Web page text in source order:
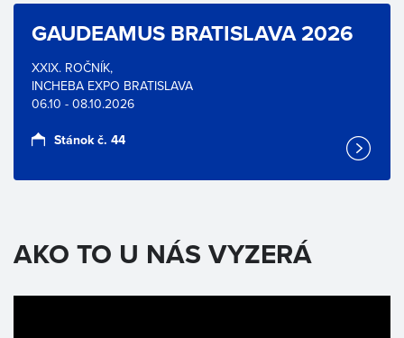
GAUDEAMUS BRATISLAVA 2026
XXIX. ROČNÍK,
INCHEBA EXPO BRATISLAVA
06.10 - 08.10.2026
Stánok č. 44
AKO TO U NÁS VYZERÁ